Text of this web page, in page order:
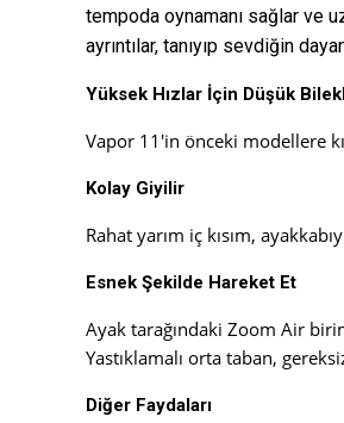
tempoda oynamanı sağlar ve
ayrıntılar, tanıyıp sevdiğin
Yüksek Hızlar İçin Düşük
Vapor 11'in önceki modellere
Kolay Giyilir
Rahat yarım iç kısım,
Esnek Şekilde Hareket Et
Ayak tarağındaki Zoom Air
Yastıklamalı orta taban,
Diğer Faydaları